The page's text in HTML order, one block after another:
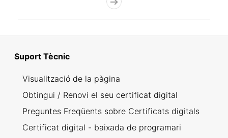
Suport Tècnic
Visualització de la pàgina
Obtingui / Renovi el seu certificat digital
Preguntes Freqüents sobre Certificats digitals
Certificat digital - baixada de programari